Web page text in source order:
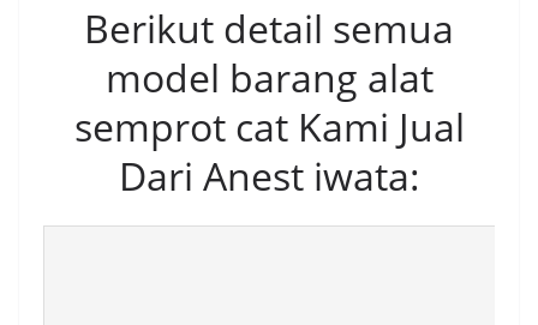
Berikut detail semua
model barang alat
semprot cat Kami Jual
Dari Anest iwata: